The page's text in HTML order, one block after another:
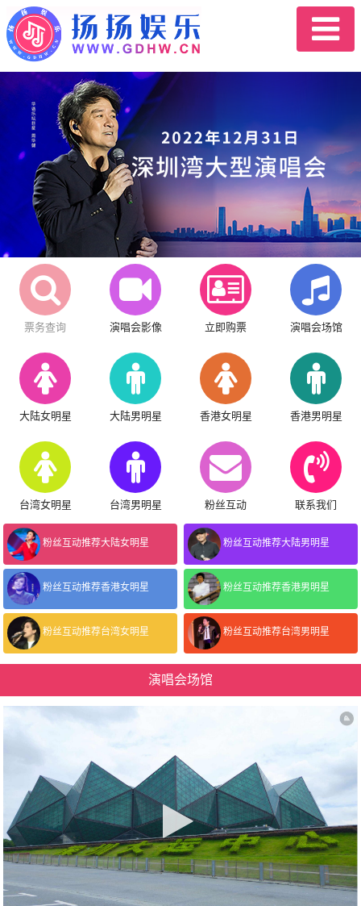
票务查询 演唱会影像 立即购票 演唱会场馆
大陆女明星 大陆男明星 香港女明星 香港男明星
台湾女明星 台湾男明星 粉丝互动 联系我们
粉丝互动推荐大陆女明星 粉丝互动推荐大陆男明星
粉丝互动推荐香港女明星 粉丝互动推荐香港男明星
粉丝互动推荐台湾女明星 粉丝互动推荐台湾男明星
演唱会场馆